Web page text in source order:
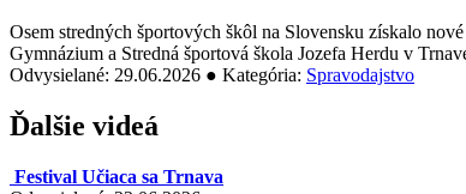
Osem stredných športových škôl na Slovensku získalo
Gymnázium a Stredná športová škola Jozefa Herdu v
Odvysielané: 29.06.2026 ● Kategória: Spravodajstvo
Ďalšie videá
Festival Učiaca sa Trnava